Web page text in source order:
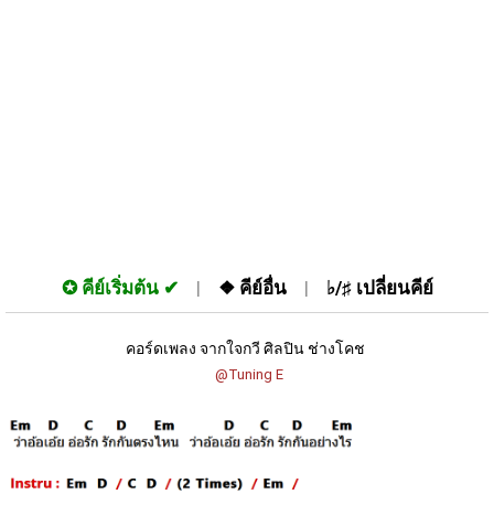
✪ คีย์เริ่มต้น ❖ คีย์อื่น ♭/♯ เปลี่ยนคีย์
คอร์ดเพลง จากใจกวี ศิลปิน ช่างโคช
@Tuning E